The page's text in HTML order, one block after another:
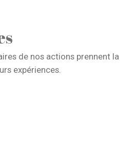
de nos actions prennent la
expériences.